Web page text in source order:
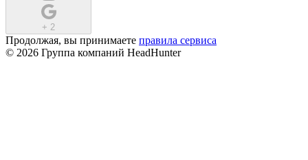
+ 2
Продолжая, вы принимаете правила сервиса
© 2026 Группа компаний HeadHunter